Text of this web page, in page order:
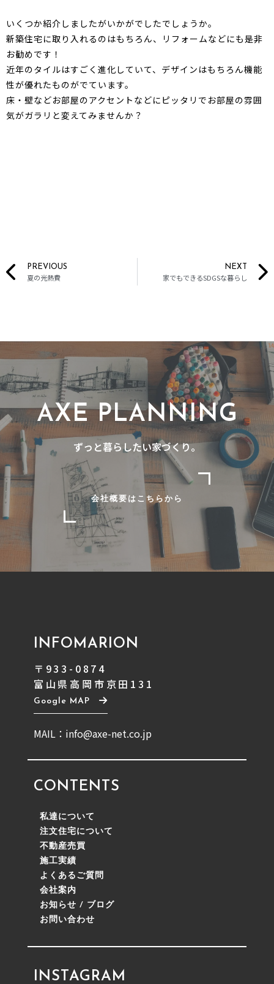
いくつか紹介しましたがいかがでしたでしょうか。
新築住宅に取り入れるのはもちろん、リフォームなどにも是非
お勧めです！
近年のタイルはすごく進化していて、デザインはもちろん機能
性が優れたものがでています。
床・壁などお部屋のアクセントなどにピッタリでお部屋の雰囲
気がガラリと変えてみませんか？
PREVIOUS
夏の光熱費
NEXT
家でもできるSDGSな暮らし
AXE PLANNING
ずっと暮らしたい家づくり。
会社概要はこちらから
INFOMARION
〒933-0874
富山県高岡市京田131
Google MAP
MAIL：info@axe-net.co.jp
CONTENTS
私達について
注文住宅について
不動産売買
施工実績
よくあるご質問
会社案内
お知らせ / ブログ
お問い合わせ
INSTAGRAM